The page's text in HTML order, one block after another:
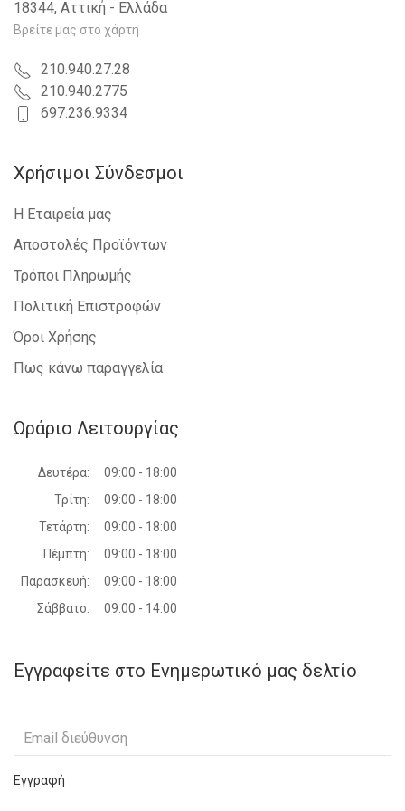
NISSAN - INTERSTAR - 2002-2009
18344, Αττική - Ελλάδα
Βρείτε μας στο χάρτη
210.940.27.28
210.940.2775
697.236.9334
Χρήσιμοι Σύνδεσμοι
Η Εταιρεία μας
Αποστολές Προϊόντων
Τρόποι Πληρωμής
Πολιτική Επιστροφών
Όροι Χρήσης
Πως κάνω παραγγελία
Ωράριο Λειτουργίας
Δευτέρα:
09:00 - 18:00
Τρίτη:
09:00 - 18:00
Τετάρτη:
09:00 - 18:00
Πέμπτη:
09:00 - 18:00
Παρασκευή:
09:00 - 18:00
Σάββατο:
09:00 - 14:00
Εγγραφείτε στο Ενημερωτικό μας δελτίο
Εγγραφή